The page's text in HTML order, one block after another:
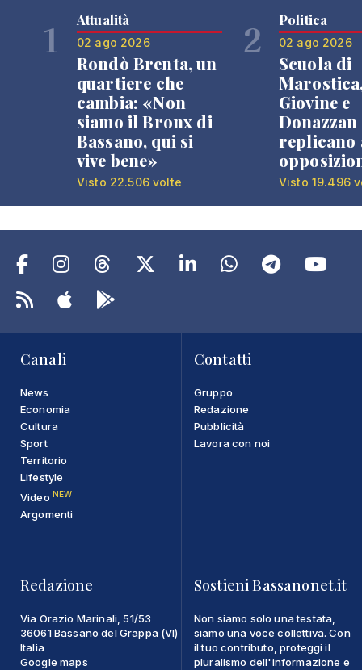
1 Attualità
02 ago 2026
Rondò Brenta, un
quartiere che
cambia: «Non
siamo il Bronx di
Bassano, qui si
vive bene»
Visto 22.506 volte
2 Politica
02 ago 2026
Scuola di
Giovine e
Donazzan
replicano
Visto 19.496
Canali
News
Economia
Cultura
Sport
Territorio
Lifestyle
Video NEW
Argomenti
Contatti
Gruppo
Redazione
Pubblicità
Lavora con noi
Redazione
Via Orazio Marinali, 51/53
36061 Bassano del Grappa (VI)
Italia
Google maps
Sostieni Bassanonet.it
Non siamo solo una testata,
siamo una voce collettiva. Con
il tuo contributo, proteggi il
pluralismo dell'informazione e